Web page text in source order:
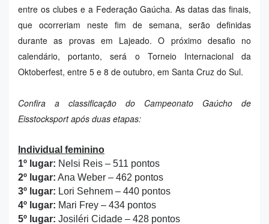
entre os clubes e a Federação Gaúcha. As datas das finais,
que ocorreriam neste fim de semana, serão definidas
durante as provas em Lajeado. O próximo desafio no
calendário, portanto, será o Torneio Internacional da
Oktoberfest, entre 5 e 8 de outubro, em Santa Cruz do Sul.
Confira a classificação do Campeonato Gaúcho de
Eisstocksport após duas etapas:
Individual feminino
1º lugar: Nelsi Reis – 511 pontos
2º lugar: Ana Weber – 462 pontos
3º lugar: Lori Sehnem – 440 pontos
4º lugar: Mari Frey – 434 pontos
5º lugar: Josiléri Cidade – 428 pontos